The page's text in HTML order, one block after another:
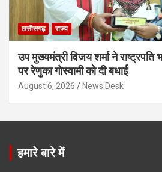
छत्तीसगढ़ राज्य
उप मुख्यमंत्री विजय शर्मा ने
पर रेणुका गोस्वामी को दी बधाई
August 6, 2026 News Desk
हमारे बारे में